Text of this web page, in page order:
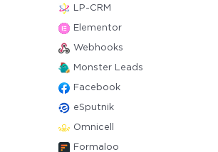
LP-CRM
Elementor
Webhooks
Monster Leads
Facebook
eSputnik
Omnicell
Formaloo